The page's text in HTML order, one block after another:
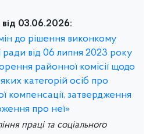
03.06.2026:
до рішення виконкому
ради від 06 липня 2023 року
районної комісії щодо
категорій осіб про
компенсації, затвердження
про неї»
праці та соціального